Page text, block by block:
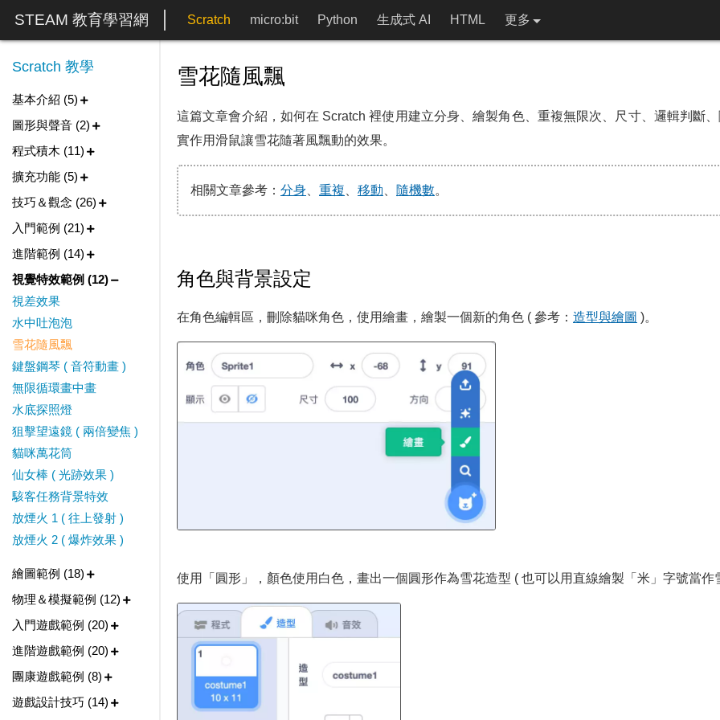
STEAM 教育學習網 Scratch micro:bit Python 生成式 AI HTML 更多
雪花隨風飄
這篇文章會介紹，如何在 Scratch 裡使用建立分身、繪製角色、重複無限次、尺寸、邏輯判斷
實作用滑鼠讓雪花隨著風飄動的效果。
相關文章參考： 分身 重複 移動 隨機數。
角色與背景設定
在角色編輯區，刪除貓咪角色，使用繪畫，繪製一個新的角色 ( 參考： 造型與繪圖 )。
使用「圓形」，顏色使用白色，畫出一個圓形作為雪花造型 ( 也可以用直線繪製「米」字號當作
Scratch 教學
基本介紹 (5)
圖形與聲音 (2)
程式積木 (11)
擴充功能 (5)
技巧＆觀念 (26)
入門範例 (21)
進階範例 (14)
視覺特效範例 (12)
視差效果
水中吐泡泡
雪花隨風飄
鍵盤鋼琴 ( 音符動畫 )
無限循環畫中畫
水底探照燈
狙擊望遠鏡 ( 兩倍變焦 )
貓咪萬花筒
仙女棒 ( 光跡效果 )
駭客任務背景特效
放煙火 1 ( 往上發射 )
放煙火 2 ( 爆炸效果 )
繪圖範例 (18)
物理＆模擬範例 (12)
入門遊戲範例 (20)
進階遊戲範例 (20)
團康遊戲範例 (8)
遊戲設計技巧 (14)